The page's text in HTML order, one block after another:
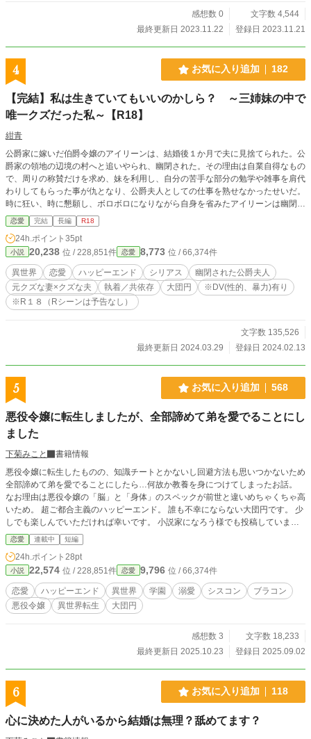
感想数 0
文字数 4,544
最終更新日 2023.11.22
登録日 2023.11.21
4 お気に入り追加 182
【完結】私は生きていてもいいのかしら？ ～三姉妹の中で
唯一クズだった私～【R18】
紺青
公爵家に嫁いだ伯爵令嬢のアイリーンは、結婚後１か月で夫に見捨てられた。公
爵家の領地の辺境の村へと追いやられ、幽閉された。その理由は自業自得なもの
で、周りの称賛だけを求め、妹を利用し、自分の苦手な部分の勉学や雑事を肩代
わりしてもらった事が仇となり、公爵夫人としての仕事を熟せなかったせいだ。
時に狂い、時に懇願し、ボロボロになりながら自身を省みたアイリーンは幽閉さ
れてから五年が経ち、穏やかに慎ましやかに暮らしていた。それなのに、自分を
見捨てたはずの夫が憔悴した顔でやってきて、アイリーンを蹂躙する。 これ
は、元クズだった妻とクズな夫がお互いに折れた心で傷つけ合い、体で繋がるう
ちに、お互いを理解し、穴の空いた心を埋め合っていき、やがて幸せになる物
語。 ☆R18作品です。本編のRシーンは予告なく入ります。 ☆「私はいてもい
なくても同じなのですね」のスピンオフ。ヒロインのマルティナの姉のアイリー
ンのお話です。このお話だけでもわかるようになっています。アイリーンが幸せ
になるのを許せない方はブラウザバックお願いします。 ☆なろうに掲載してい
本編、番外編と、ムーンライトに掲載している「クズな私の恋物語～夫にいらな
いと言われて領地の隅に追いやられたのに、憔悴した夫が縋ってくるのですが
～」をもとに加筆、修正したものです。五万字くらい加筆しています。 ※愛憎
劇としてはぬるいですが、無理やりな性的表現、暴力表現があります。また、番
外編にヒーローが第二夫人と寝る描写もガッツリではないですがあります。色々
と地雷のある作品なので、タグをご確認してからお読みください。 ※作者の他
の作品のヒロイン（健気なドアマット系）と違う風味です。登場人物のクズ率、
自分勝手さが目立つものですので、苦手な方はご注意下さい。 ※注意書き満
載、地雷満載の作品ですが、クズだった夫婦が改心して心通い合わせていく様
と、公爵家のぬるい愛憎劇を楽しんでいただけたらうれしいです。
恋愛 完結 長編 R18
24h.ポイント 35pt
小説 20,238 位 / 228,851件 恋愛 8,773 位 / 66,374件
異世界 恋愛 ハッピーエンド シリアス
幽閉された公爵夫人
元クズな妻×クズな夫
執着／共依存 大団円
※DV(性的、暴力)有り
※R１８（Rシーンは予告なし）
文字数 135,526
最終更新日 2024.03.29
登録日 2024.02.13
5 お気に入り追加 568
悪役令嬢に転生しましたが、全部諦めて弟を愛でることにし
ました
下菊みこと
書籍情報
悪役令嬢に転生したものの、知識チートとかないし回避方法も思いつかないため
全部諦めて弟を愛でることにしたら…何故か教養を身につけてしまったお話。
なお理由は悪役令嬢の「脳」と「身体」のスペックが前世と違いめちゃくちゃ高
いため。 超ご都合主義のハッピーエンド。 誰も不幸にならない大団円です。 少
しでも楽しんでいただければ幸いです。 小説家になろう様でも投稿していま
す。
恋愛 連載中 短編
24h.ポイント 28pt
小説 22,574 位 / 228,851件 恋愛 9,796 位 / 66,374件
恋愛 ハッピーエンド 異世界 学園 溺愛 シスコン
ブラコン
悪役令嬢
異世界転生 大団円
感想数 3
文字数 18,233
最終更新日 2025.10.23
登録日 2025.09.02
6 お気に入り追加 118
心に決めた人がいるから結婚は無理？舐めてます？